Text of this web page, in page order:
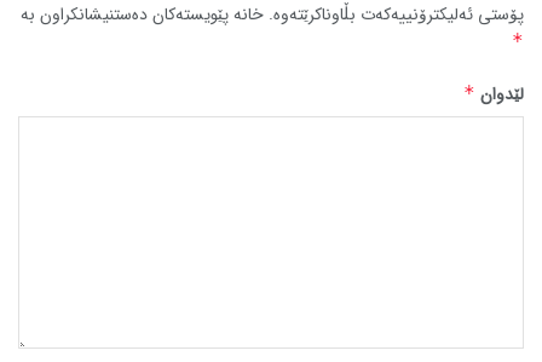
پۆستی ئەلیکترۆنییەکەت بڵاوناکرێتەوە. خانە پێویستەکان دەستنیشانکراون بە
*
لێدوان *